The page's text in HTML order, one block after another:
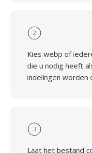
2
Kies webp of
die u nodig heeft
indelingen worden
3
Laat het bestand